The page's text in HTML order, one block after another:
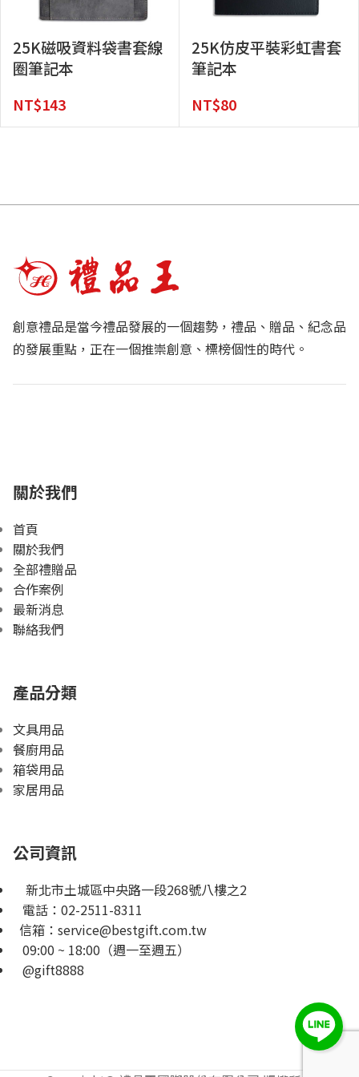
25K磁吸資料袋書套線
圈筆記本
NT$143
25K仿皮平裝彩虹書套
筆記本
NT$80
創意禮品是當今禮品發展的一個趨勢，禮品、贈品、紀念品
的發展重點，正在一個推崇創意、標榜個性的時代。
關於我們
首頁
關於我們
全部禮贈品
合作案例
最新消息
聯絡我們
產品分類
文具用品
餐廚用品
箱袋用品
家居用品
公司資訊
新北市土城區中央路一段268號八樓之2
電話： 02-2511-8311
信箱： service@bestgift.com.tw
09:00 ~ 18:00（週一至週五）
@gift8888